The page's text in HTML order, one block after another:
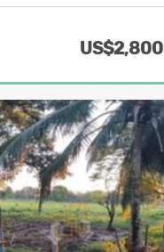
US$2,800